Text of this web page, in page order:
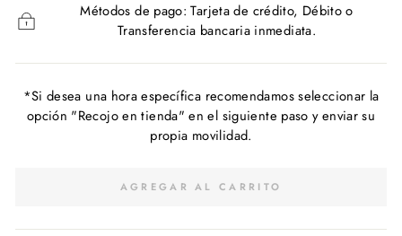
Métodos de pago: Tarjeta de crédito, Débito o
Transferencia bancaria inmediata.
*Si desea una hora específica recomendamos seleccionar la
opción "Recojo en tienda" en el siguiente paso y enviar su
propia movilidad.
AGREGAR AL CARRITO